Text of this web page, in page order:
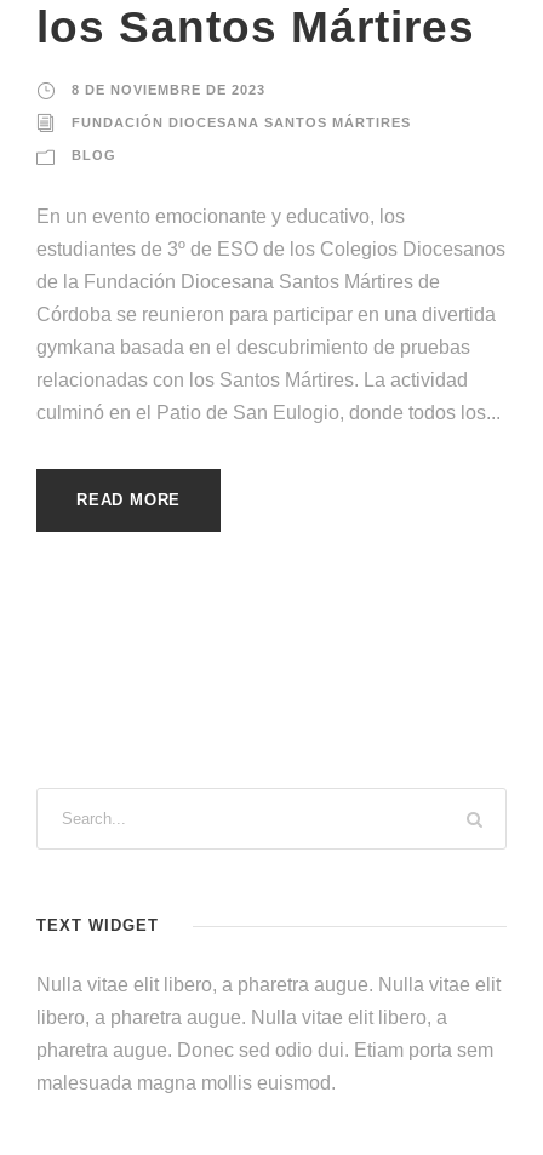
los Santos Mártires
8 DE NOVIEMBRE DE 2023
FUNDACIÓN DIOCESANA SANTOS MÁRTIRES
BLOG
En un evento emocionante y educativo, los
estudiantes de 3º de ESO de los Colegios Diocesanos
de la Fundación Diocesana Santos Mártires de
Córdoba se reunieron para participar en una divertida
gymkana basada en el descubrimiento de pruebas
relacionadas con los Santos Mártires. La actividad
culminó en el Patio de San Eulogio, donde todos los...
READ MORE
TEXT WIDGET
Nulla vitae elit libero, a pharetra augue. Nulla vitae elit
libero, a pharetra augue. Nulla vitae elit libero, a
pharetra augue. Donec sed odio dui. Etiam porta sem
malesuada magna mollis euismod.